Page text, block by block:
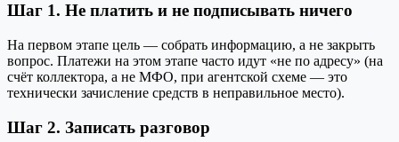
Шаг 1. Не платить и не подписывать ничего
На первом этапе цель — собрать информацию, а не закрыть
вопрос. Платежи на этом этапе часто идут «не по адресу» (на
счёт коллектора, а не МФО, при агентской схеме — это
технически зачисление средств в неправильное место).
Шаг 2. Записать разговор